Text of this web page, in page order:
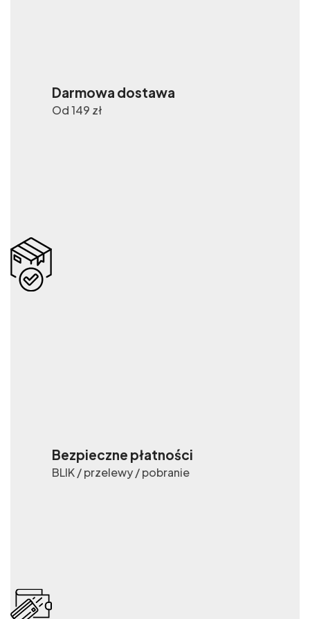
Darmowa dostawa
Od 149 zł
Bezpieczne płatności
BLIK / przelewy / pobranie